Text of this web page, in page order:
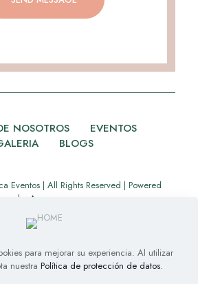
NOSOTROS
EVENTOS
BLOGS
Eventos | All Rights Reserved | Powered
by
Appverse
para mejorar su experiencia. Al utilizar
nuestra Política de protección de datos.